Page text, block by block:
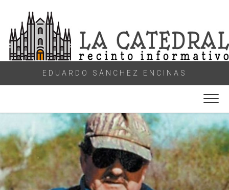
content
EDUARDO SÁNCHEZ ENCINAS